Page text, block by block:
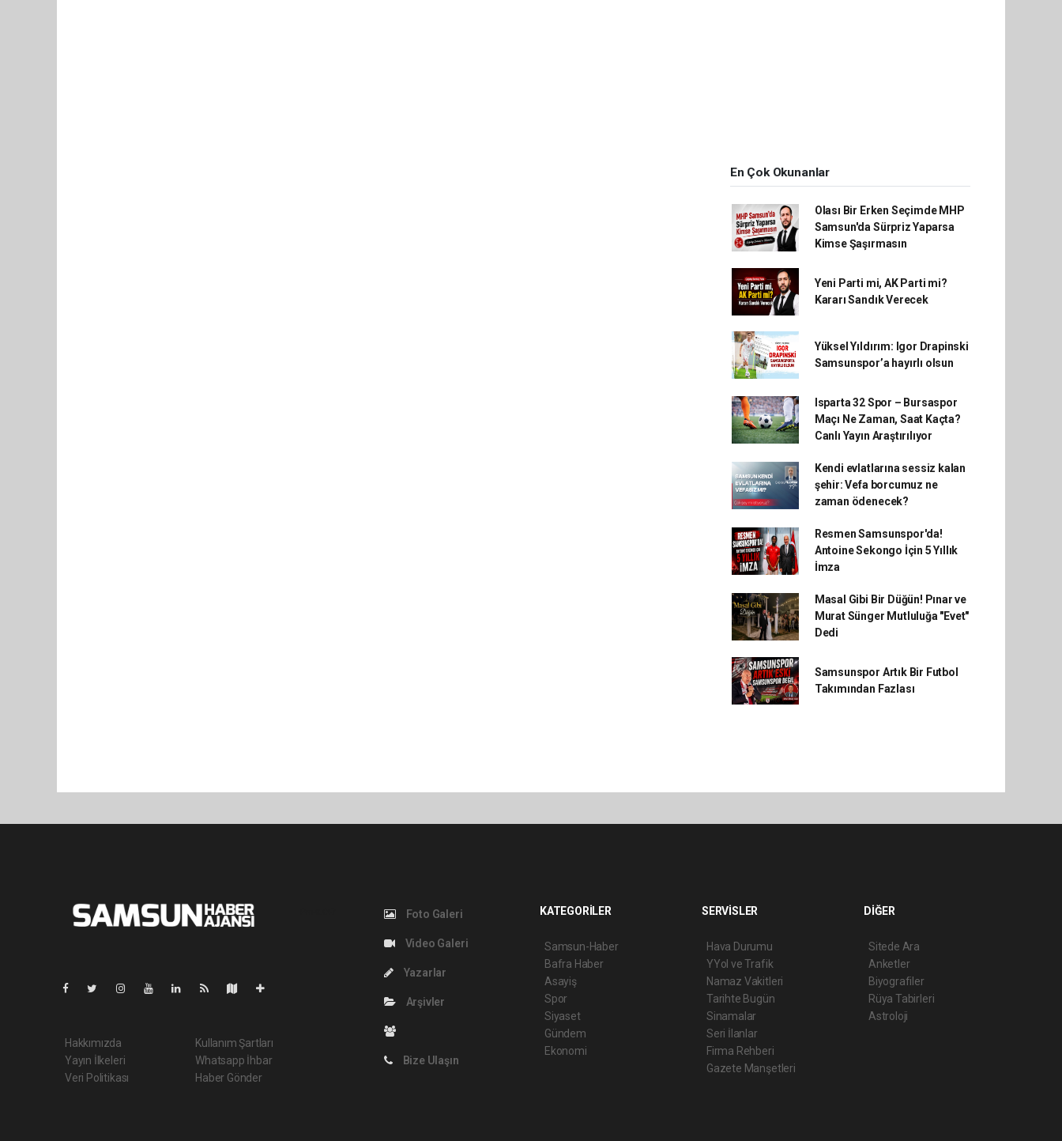
En Çok Okunanlar
Olası Bir Erken Seçimde MHP
Samsun'da Sürpriz Yaparsa
Kimse Şaşırmasın
Yeni Parti mi, AK Parti mi?
Kararı Sandık Verecek
Yüksel Yıldırım: Igor Drapinski
Samsunspor’a hayırlı olsun
Isparta 32 Spor – Bursaspor
Maçı Ne Zaman, Saat Kaçta?
Canlı Yayın Araştırılıyor
Kendi evlatlarına sessiz kalan
şehir: Vefa borcumuz ne
zaman ödenecek?
Resmen Samsunspor'da!
Antoine Sekongo İçin 5 Yıllık
İmza
Masal Gibi Bir Düğün! Pınar ve
Murat Sünger Mutluluğa "Evet"
Dedi
Samsunspor Artık Bir Futbol
Takımından Fazlası
Hakkımızda
Yayın İlkeleri
Veri Politikası
Kullanım Şartları
Whatsapp İhbar
Haber Gönder
Foto Galeri
Video Galeri
Yazarlar
Arşivler
Bize Ulaşın
KATEGORİLER
Samsun-Haber
Bafra Haber
Asayiş
Spor
Siyaset
Gündem
Ekonomi
SERVİSLER
Hava Durumu
YYol ve Trafik
Namaz Vakitleri
Tarihte Bugün
Sinamalar
Seri İlanlar
Firma Rehberi
Gazete Manşetleri
DİĞER
Sitede Ara
Anketler
Biyografiler
Rüya Tabirleri
Astroloji